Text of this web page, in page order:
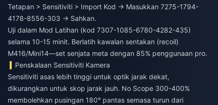
Tetapan > Sensitiviti > Import Kod → Masukkan 7275-1794-
4178-8556-303 → Sahkan.
Uji dalam Mod Latihan (kod 7307-1085-6780-4282-435)
selama 10-15 minit. Berlatih kawalan sentakan (recoil)
M416/Mini14—set senjata meta dengan 85% penggunaan pro.
Penskalaan Sensitiviti Kamera
Sensitiviti asas lebih tinggi untuk optik jarak dekat,
dikurangkan untuk skop jarak jauh. No Scope 300-400%
membolehkan pusingan 180° pantas semasa turun dari